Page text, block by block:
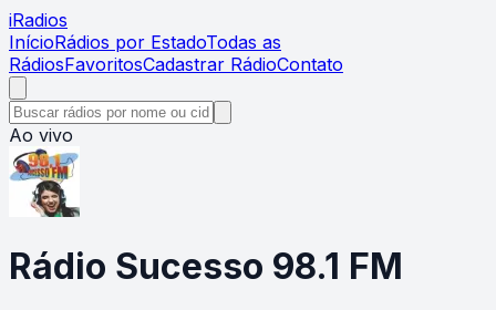
iRadios
InícioRádios por EstadoTodas as
RádiosFavoritosCadastrar RádioContato
Ao vivo
Rádio Sucesso 98.1 FM